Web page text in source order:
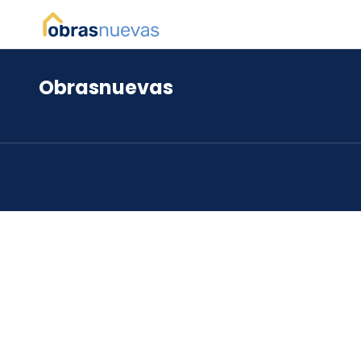
*
Obrasnuevas